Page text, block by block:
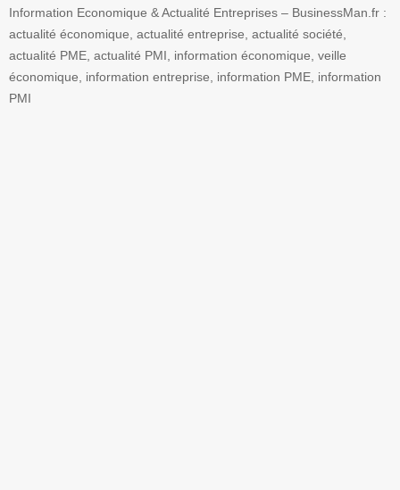
Information Economique & Actualité Entreprises – BusinessMan.fr :
actualité économique, actualité entreprise, actualité société,
actualité PME, actualité PMI, information économique, veille
économique, information entreprise, information PME, information
PMI